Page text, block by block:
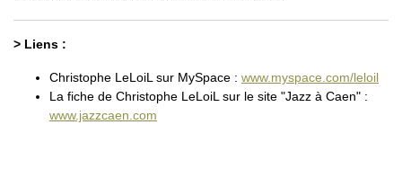
> Liens :
Christophe LeLoiL sur MySpace : www.myspace.com/leloil
La fiche de Christophe LeLoiL sur le site "Jazz à Caen" :
www.jazzcaen.com